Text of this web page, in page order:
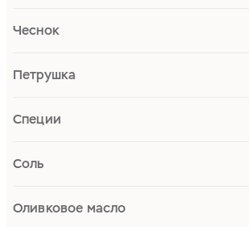
Чеснок
Петрушка
Специи
Соль
Оливковое масло